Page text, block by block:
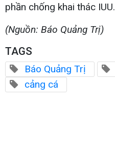
phần chống khai thác IUU.
(Nguồn: Báo Quảng Trị)
TAGS
Báo Quảng Trị
cảng cá